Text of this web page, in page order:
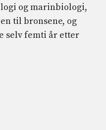
og marinbiologi,
til bronsene, og
selv femti år etter